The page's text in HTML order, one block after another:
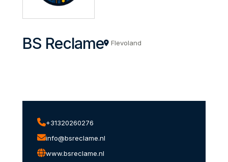
BS Reclame Flevoland
+31320260276
info@bsreclame.nl
www.bsreclame.nl